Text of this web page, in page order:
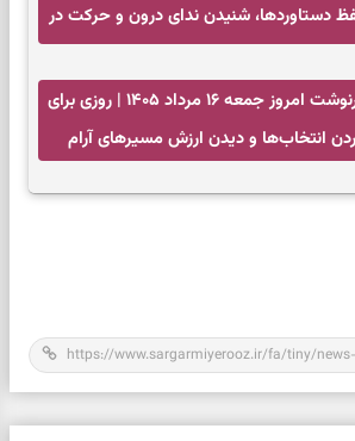
دستاوردها، شنیدن ندای درون و حرکت در
فال سرنوشت امروز جمعه ۱۶ مرداد ۱۴۰۵ | روزی برای
انتخاب‌ها و دیدن ارزش مسیرهای آرام